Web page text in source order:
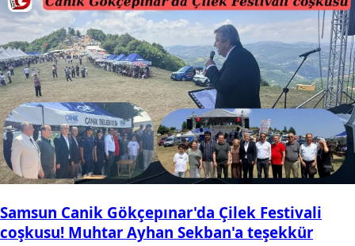
Samsun Canik Gökçepınar'da Çilek Festivali
coşkusu! Muhtar Ayhan Sekban'a teşekkür